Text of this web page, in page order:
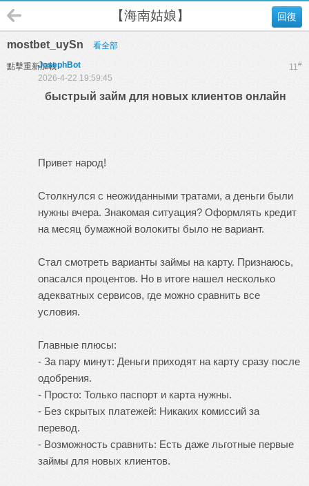
回復
【海南姑娘】
mostbet_uySn 看全部
點擊重新加載 11#
JosephBot
2026-4-22 19:59:45
быстрый займ для новых клиентов онлайн
Привет народ!
Столкнулся с неожиданными тратами, а деньги были
нужны вчера. Знакомая ситуация? Оформлять кредит
на месяц бумажной волокиты было не вариант.
Стал смотреть варианты займы на карту. Признаюсь,
опасался процентов. Но в итоге нашел несколько
адекватных сервисов, где можно сравнить все
условия.
Главные плюсы:
- За пару минут: Деньги приходят на карту сразу после
одобрения.
- Просто: Только паспорт и карта нужны.
- Без скрытых платежей: Никаких комиссий за
перевод.
- Возможность сравнить: Есть даже льготные первые
займы для новых клиентов.